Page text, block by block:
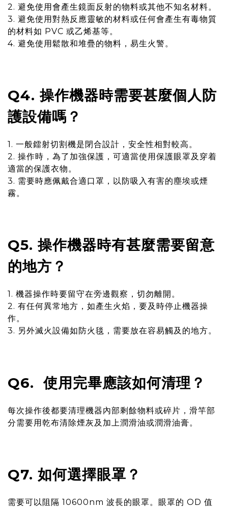
2. 避免使用會產生鏡面反射的物料或其他不知名材料。
3. 避免使用對熱反應靈敏的材料或任何會產生有毒物質
的材料如 PVC 或乙烯基等。
4. 避免使用鬆散和堆疊的物料，易生火警。
Q4. 操作機器時需要甚麼個人防
護設備嗎？
1. 一般鐳射切割機是閉合設計，安全性相對較高。
2. 操作時，為了加強保護，可適當使用保護眼罩及穿着
適當的保護衣物。
3. 需要時應佩戴合適口罩，以防吸入有害的塵埃或煙
霧。
Q5. 操作機器時有甚麼需要留意
的地方？
1. 機器操作時要留守在旁邊觀察，切勿離開。
2. 有任何異常地方，如產生火焰，要及時停止機器操
作。
3. 另外滅火設備如防火毯，需要放在容易觸及的地方。
Q6. 使用完畢應該如何清理？
每次操作後都要清理機器內部剩餘物料或碎片，滑竿部
分需要用乾布清除煙灰及加上潤滑油或潤滑油膏。
Q7. 如何選擇眼罩？
需要可以阻隔 10600nm 波長的眼罩。眼罩的 OD 值